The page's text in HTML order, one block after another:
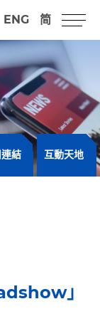
ENG 简
結 互動天地
」